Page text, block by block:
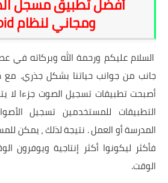
خلفياتومجاني لنظام Android
السلام عليكم ورحمة الله وبركاته في
جانب من جوانب حياتنا بشكل جذري. مع
أصبحت تطبيقات تسجيل الصوت جزءا لا
التطبيقات للمستخدمين تسجيل
المدرسة أو العمل . نتيجة لذلك ، يمكن
فأكثر ليكونوا أكثر إنتاجية
الوقت.